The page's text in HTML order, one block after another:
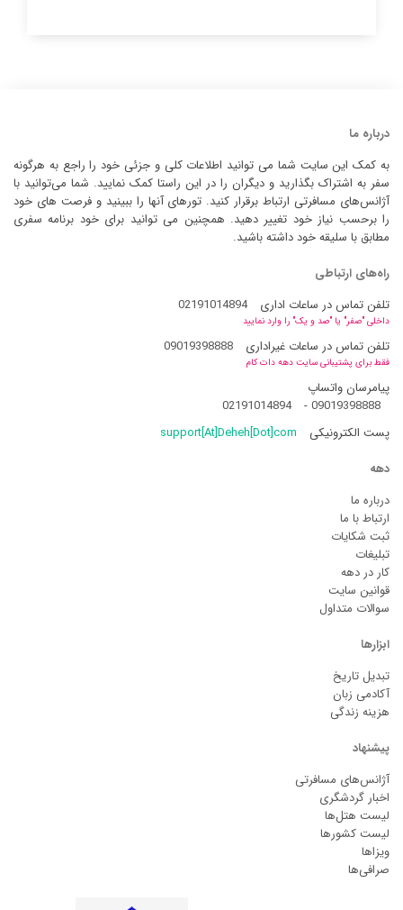
درباره ما
به کمک این سایت شما می توانید اطلاعات کلی و جزئی خود را راجع به هرگونه
سفر به اشتراک بگذارید و دیگران را در این راستا کمک نمایید. شما می‌توانید با
آژانس‌های مسافرتی ارتباط برقرار کنید. تورهای آنها را ببینید و فرصت های خود
را برحسب نیاز خود تغییر دهید. همچنین می توانید برای خود برنامه سفری
مطابق با سلیقه خود داشته باشید.
راه‌های ارتباطی
تلفن تماس در ساعات اداری
02191014894
داخلی "صفر" یا "صد و یک" را وارد نمایید
تلفن تماس در ساعات غیراداری 09019398888
فقط برای پشتیبانی سایت دهه دات کام
پیامرسان واتساپ
09019398888
-
02191014894
پست الکترونیکی
support[At]Deheh[Dot]com
دهه
درباره ما
ارتباط با ما
ثبت شکایات
تبلیغات
کار در دهه
قوانین سایت
سوالات متداول
ابزارها
تبدیل تاریخ
آکادمی زبان
هزینه زندگی
پیشنهاد
آژانس‌های مسافرتی
اخبار گردشگری
لیست هتل‌ها
لیست کشورها
ویزاها
صرافی‌ها